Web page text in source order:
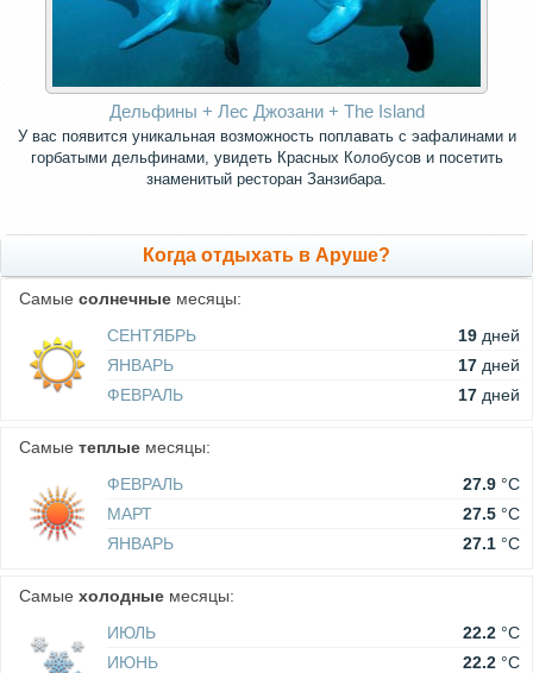
Дельфины + Лес Джозани + The Island
У вас появится уникальная возможность поплавать с эафалинами и
горбатыми дельфинами, увидеть Красных Колобусов и посетить
знаменитый ресторан Занзибара.
Когда отдыхать в Аруше?
Самые солнечные месяцы:
СЕНТЯБРЬ
19 дней
ЯНВАРЬ
17 дней
ФЕВРАЛЬ
17 дней
Самые теплые месяцы:
ФЕВРАЛЬ
27.9 °C
МАРТ
27.5 °C
ЯНВАРЬ
27.1 °C
Самые холодные месяцы:
ИЮЛЬ
22.2 °C
ИЮНЬ
22.2 °C